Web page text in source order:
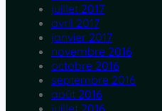
juillet 2017
avril 2017
janvier 2017
novembre 2016
octobre 2016
septembre 2016
août 2016